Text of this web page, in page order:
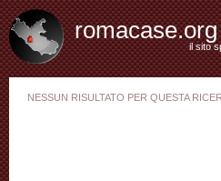
romacase.org
il sito
NESSUN RISULTATO PER QUESTA